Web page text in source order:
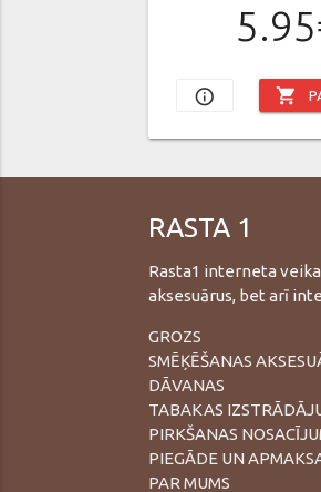
info_outline shopping_cart
RASTA 1
Rasta1 interneta
aksesuārus, bet arī
GROZS
SMĒĶĒŠANAS
DĀVANAS
TABAKAS
PIRKŠANAS
PIEGĀDE UN
PAR MUMS